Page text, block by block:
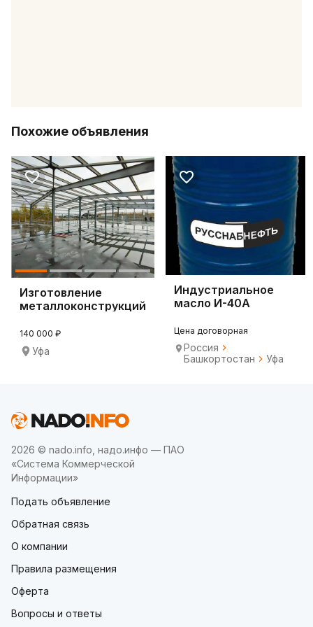
Похожие объявления
Изготовление
металлоконструкций
140 000 ₽
Уфа
Индустриальное
масло И-40А
Цена договорная
Россия
Башкортостан
Уфа
2026 © nado.info, надо.инфо — ПАО
«Система Коммерческой
Информации»
Подать объявление
Обратная связь
О компании
Правила размещения
Оферта
Вопросы и ответы